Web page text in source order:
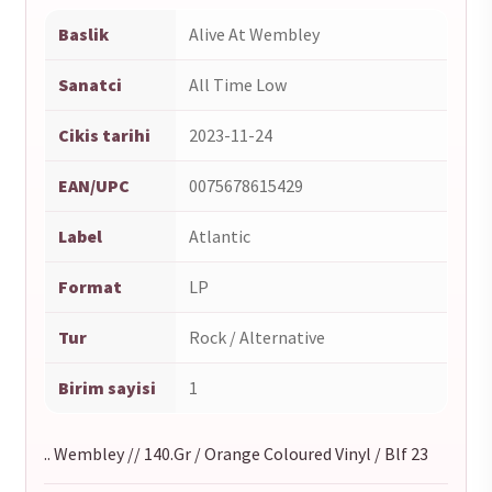
Baslik Alive At Wembley
Sanatci All Time Low
Cikis tarihi 2023-11-24
EAN/UPC 0075678615429
Label Atlantic
Format LP
Tur Rock / Alternative
Birim sayisi 1
.. Wembley // 140.Gr / Orange Coloured Vinyl / Blf 23